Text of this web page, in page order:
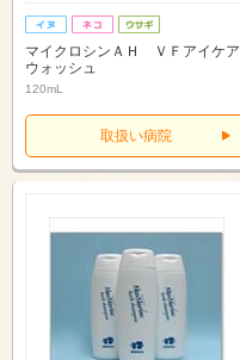
マイクロシンＡＨ ＶＦアイケア
ウォッシュ
120mL
取扱い病院